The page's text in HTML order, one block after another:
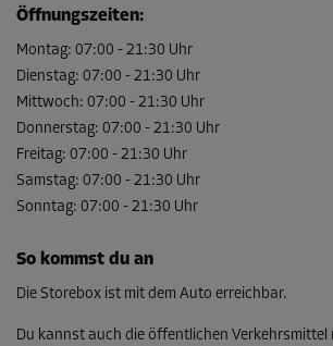
-10%
Ab
119,00 EUR/Mon
107,09 EUR/Mon
Abteil 17
Volumen: 25,5 m³
L:4m B: 2,5m H:2,6m
Öffnungszeiten:
Montag: 07:00 - 21:30 Uhr
Dienstag: 07:00 - 21:30 Uhr
Mittwoch: 07:00 - 21:30 Uhr
Donnerstag: 07:00 - 21:30 Uhr
Freitag: 07:00 - 21:30 Uhr
Samstag: 07:00 - 21:30 Uhr
Sonntag: 07:00 - 21:30 Uhr
So kommst du an
Die Storebox ist mit dem Auto erreichbar.
Du kannst auch die öffentlichen Verkehrsmittel